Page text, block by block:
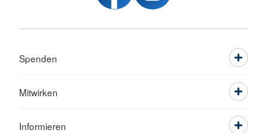
Spenden
Mitwirken
Informieren